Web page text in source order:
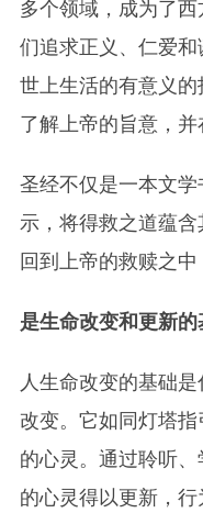
多个领域，成为了
们追求正义、仁爱
世上生活的有意义
了解上帝的旨意，并
圣经不仅是一本文
示，将得救之道蕴
回到上帝的救赎之中
是生命改变和更新的
人生命改变的基础
改变。它如同灯塔
的心灵。通过聆听
的心灵得以更新，